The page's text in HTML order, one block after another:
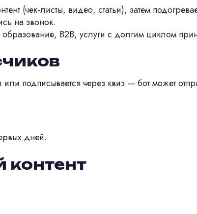
(чек-листы, видео, статьи), затем
на звонок.
B2B, услуги с долгим циклом
подписывается через квиз — бот может
дней.
контент